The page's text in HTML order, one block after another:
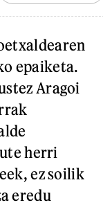
epaiketa.
Aragoi
herri
ez soilik
eredu